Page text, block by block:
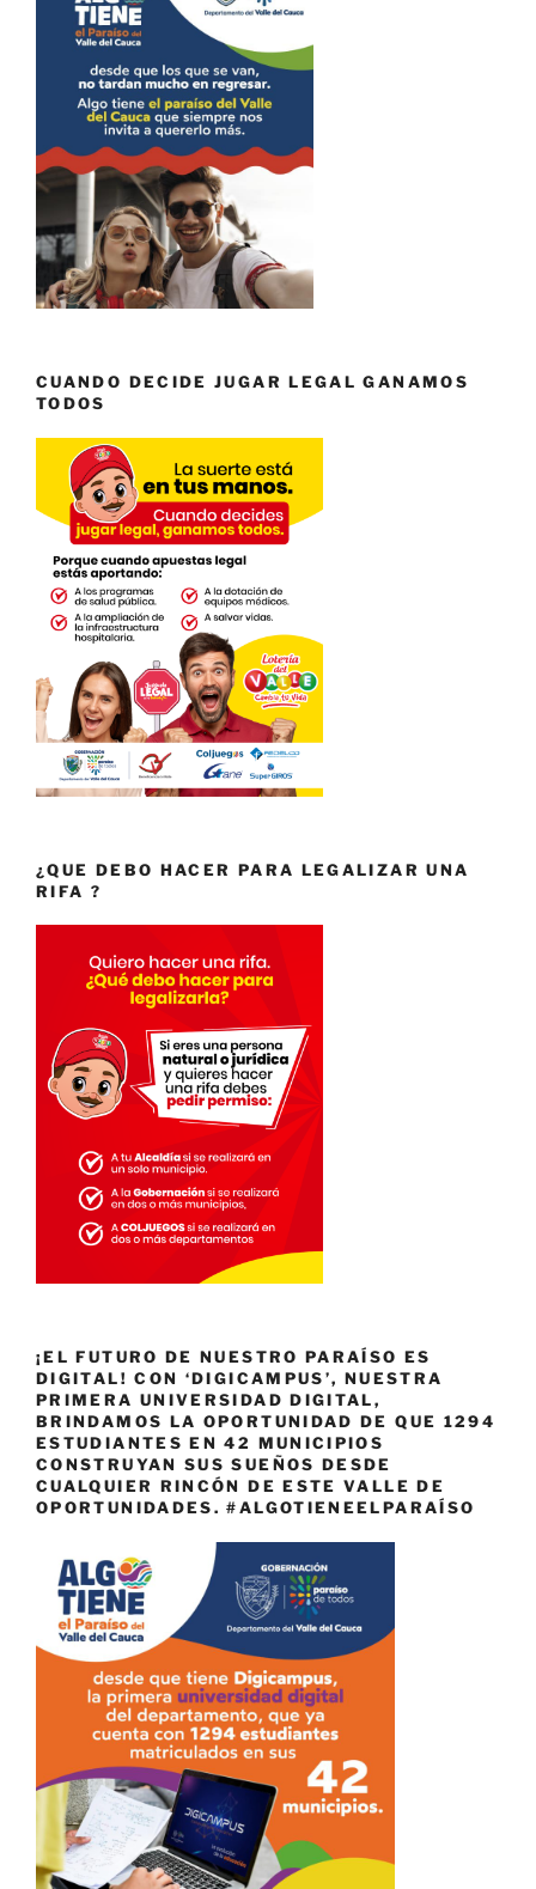
CUANDO DECIDE JUGAR LEGAL GANAMOS
TODOS
¿QUE DEBO HACER PARA LEGALIZAR UNA
RIFA ?
¡EL FUTURO DE NUESTRO PARAÍSO ES
DIGITAL! CON ‘DIGICAMPUS’, NUESTRA
PRIMERA UNIVERSIDAD DIGITAL,
BRINDAMOS LA OPORTUNIDAD DE QUE 1294
ESTUDIANTES EN 42 MUNICIPIOS
CONSTRUYAN SUS SUEÑOS DESDE
CUALQUIER RINCÓN DE ESTE VALLE DE
OPORTUNIDADES. #ALGOTIENEELPARAÍSO